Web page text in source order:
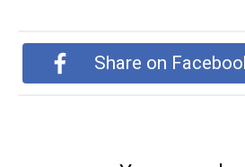
Share on